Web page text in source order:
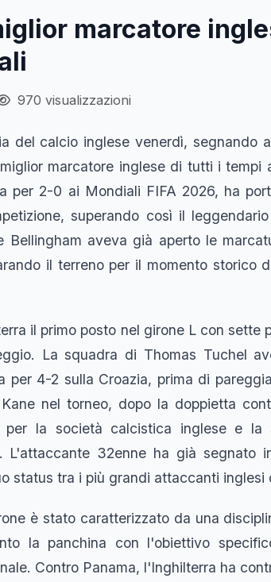
marcatore
970 visualizzazioni
del calcio inglese venerdì, segnando
marcatore inglese di tutti i tempi
per 2-0 ai Mondiali FIFA 2026, ha
superando così il
Bellingham aveva già aperto le
il terreno per il momento storico
il primo posto nel girone L con sette
La squadra di Thomas Tuchel
per 4-2 sulla Croazia, prima di
nel torneo, dopo la doppietta
per la società calcistica inglese e la
L'attaccante 32enne ha già segnato
status tra i più grandi attaccanti inglesi
è stato caratterizzato da una
la panchina con l'obiettivo
Contro Panama, l'Inghilterra ha